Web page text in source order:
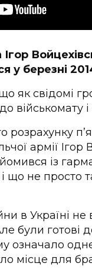
у березні
як свідомі
і
розрахунку
армії
із
що не просто
в Україні не
були готові
означало
місце для